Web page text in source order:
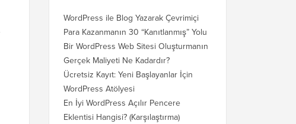
WordPress ile Blog Yazarak Çevrimiçi
Para Kazanmanın 30 “Kanıtlanmış” Yolu
Bir WordPress Web Sitesi Oluşturmanın
Gerçek Maliyeti Ne Kadardır?
Ücretsiz Kayıt: Yeni Başlayanlar İçin
WordPress Atölyesi
En İyi WordPress Açılır Pencere
Eklentisi Hangisi? (Karşılaştırma)